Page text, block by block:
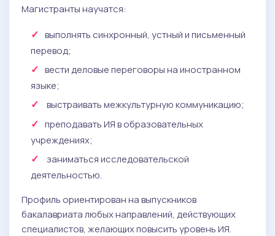
Магистранты научатся:
выполнять синхронный, устный и письменный
перевод;
вести деловые переговоры на иностранном
языке;
выстраивать межкультурную коммуникацию;
преподавать ИЯ в образовательных
учреждениях;
заниматься исследовательской
деятельностью.
Профиль ориентирован на выпускников
бакалавриата любых направлений, действующих
специалистов, желающих повысить уровень ИЯ.